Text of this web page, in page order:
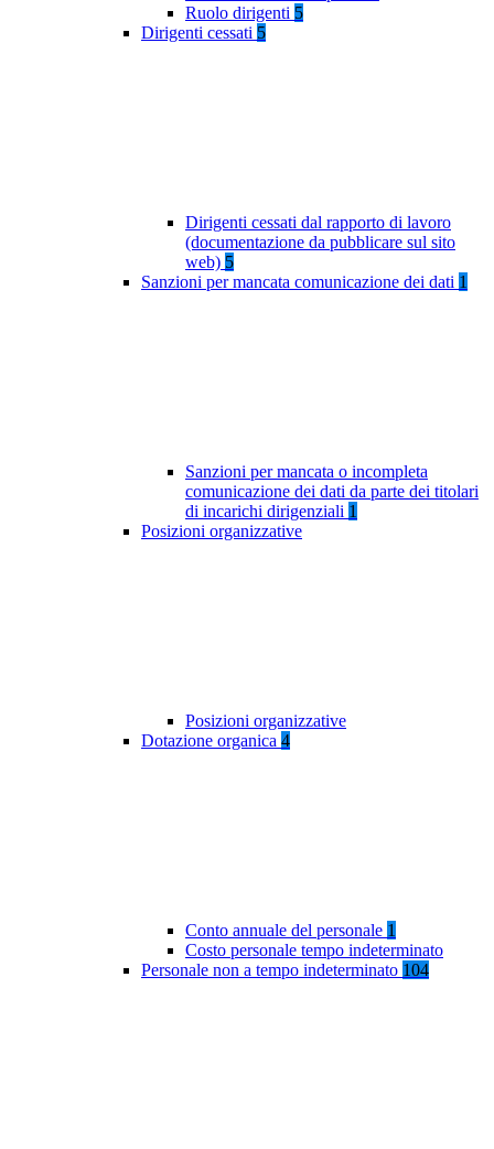
Ruolo dirigenti 5
Dirigenti cessati 5
Dirigenti cessati dal rapporto di lavoro
(documentazione da pubblicare sul sito
web) 5
Sanzioni per mancata comunicazione dei dati 1
Sanzioni per mancata o incompleta
comunicazione dei dati da parte dei titolari
di incarichi dirigenziali 1
Posizioni organizzative
Posizioni organizzative
Dotazione organica 4
Conto annuale del personale 1
Costo personale tempo indeterminato
Personale non a tempo indeterminato 104